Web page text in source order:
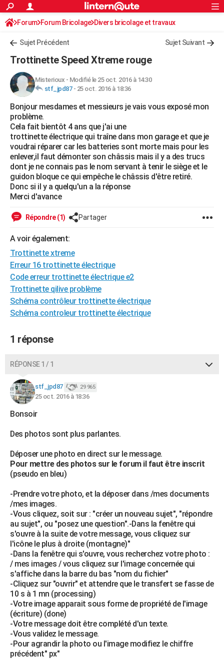
ACTUALITÉS
Politique
Société
Faits Divers
Education
Monde
Villes
+
FINANCE
Retraite
Impôts
Epargne
Immobilier
Risques naturels par ville
Banque
Assurance
Crédit
AUTO
Essais
Réserver un essai
Citadines
Berlines
SUV
Forum auto
+HIGH-TECH
Mobiles
Meilleur smartphone
Internet
Ordinateurs
Jeux vidéo
Guide high-tech
+BRICOLAGE
Forum
Aménagement intérieur
Extérieur
Cuisine
Salle de bains
Jardinage
Rangement
WEEK-END
Guides de France
Escapades
Patrimoine
Expositions
Musées
Week-end nature
LIFESTYLE
Art de vivre
Bien-être
Loisirs
ModeModes de vie
SANTE
Alimentation
Guide de la santé
Maladies
Médicaments
Sommeil
VOYAGE
Destinations
City break
Voyage nature
Voyage de noces
Forum
Climat
PHOTO
GUIDES D'ACHAT
BONS PLANS
CARTE DE VOEUX
Carte de Noël
Carte Bonne année
Carte Saint-Valentin
Carte Pâques
Carte d'anniversaire
DICTIONNAIRE
Dictionnaire
Biographies
Citations
Expressions
Proverbes
PROGRAMME TV
AVIS DE DÉCÈS
FORUM
Bricolage
Lifestyle
Culture
Sport
Auto
Television
Voyage
Cinema
Rechercher
S'inscrire
Connexion
Forum Forum Bricolage Divers bricolage et travaux
Sujet Précédent Sujet Suivant
Trottinette Speed Xtreme rouge
Misterioux - Modifié le 25 oct. 2016 à 14:30
stf_jpd87- 25 oct. 2016 à 18:36
Bonjour mesdames et messieurs je vais vous exposé mon
problème.
Cela fait bientôt 4 ans que j'ai une
trottinette électrique qui traîne dans mon garage et que je
voudrai réparer car les batteries sont morte mais pour les
enlever,il faut démonter son châssis mais il y a des trucs
dont je ne connais pas le nom servant à tenir le siège et le
guidon bloque ce qui empêche le châssis d'être retiré.
Donc si il y a quelqu'un a la réponse
Merci d'avance
Répondre (1) Partager
A voir également:
Trottinette xtreme
Erreur 16 trottinette électrique
Code erreur trottinette électrique e2
Trottinette qilive problème
Schéma contrôleur trottinette électrique
Schéma controleur trottinette électrique
1 réponse
RÉPONSE 1 / 1
stf_jpd87 29 965
25 oct. 2016 à 18:36
Bonsoir
Des photos sont plus parlantes.
Déposer une photo en direct sur le message.
Pour mettre des photos sur le forum il faut être inscrit
(pseudo en bleu)
-Prendre votre photo, et la déposer dans /mes documents
/mes images.
-Vous cliquez, soit sur : "créer un nouveau sujet", "répondre
au sujet", ou "posez une question".-Dans la fenêtre qui
s'ouvre à la suite de votre message, vous cliquez sur
l'icône le plus à droite (montagne)"
-Dans la fenêtre qui s'ouvre, vous recherchez votre photo :
/ mes images / vous cliquez sur l'image concernée qui
s'affiche dans la barre du bas "nom du fichier"
-Cliquez sur "ouvrir" et attendre que le transfert se fasse de
10 s à 1 mn (processing)
-Votre image apparait sous forme de propriété de l'image
(écriture) (done)
-Votre message doit être complété d'un texte.
-Vous validez le message.
-Pour agrandir la photo ou l'image modifiez le chiffre
précédent" px"